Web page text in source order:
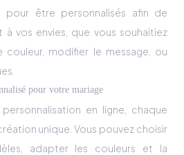
pour être personnalisés afin de
à vos envies, que vous souhaitiez
modifier le message, ou
pour votre mariage
en ligne, chaque
unique. Vous pouvez choisir
adapter les couleurs et la